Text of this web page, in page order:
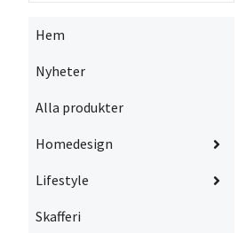
Hem
Nyheter
Alla produkter
Homedesign
Lifestyle
Skafferi